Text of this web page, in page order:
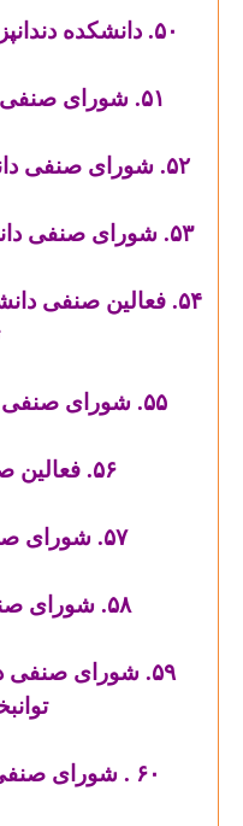
۵۰. دانشکده دندانپزشکی دانشگاه آزاد تهران
۵۱. شورای صنفی علوم پزشکی مازندران
۵۲. شورای صنفی دانشگاه علوم پزشکی تهران
۵۳. شورای صنفی دانشگاه علوم پزشکی بیرجند
۵۴. فعالین صنفی
۵۵. شورای صنفی مجتمع آموزش عالی بم
۵۶. فعالین صنفی دانشگاه ایلام
۵۷. شورای صنفی دانشگاه شیراز
۵۸. شورای صنفی دانشگاه کاشان
۵۹. شورای صنفی
۶۰ . شورای صنفی دانشگاه صنعتی اراک